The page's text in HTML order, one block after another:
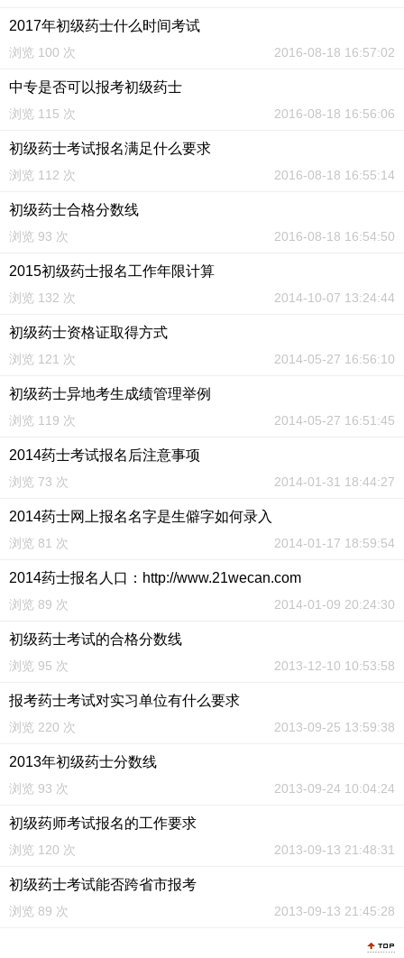
2017年初级药士什么时间考试
浏览 100 次 2016-08-18 16:57:02
中专是否可以报考初级药士
浏览 115 次 2016-08-18 16:56:06
初级药士考试报名满足什么要求
浏览 112 次 2016-08-18 16:55:14
初级药士合格分数线
浏览 93 次 2016-08-18 16:54:50
2015初级药士报名工作年限计算
浏览 132 次 2014-10-07 13:24:44
初级药士资格证取得方式
浏览 121 次 2014-05-27 16:56:10
初级药士异地考生成绩管理举例
浏览 119 次 2014-05-27 16:51:45
2014药士考试报名后注意事项
浏览 73 次 2014-01-31 18:44:27
2014药士网上报名名字是生僻字如何录入
浏览 81 次 2014-01-17 18:59:54
2014药士报名人口：http://www.21wecan.com
浏览 89 次 2014-01-09 20:24:30
初级药士考试的合格分数线
浏览 95 次 2013-12-10 10:53:58
报考药士考试对实习单位有什么要求
浏览 220 次 2013-09-25 13:59:38
2013年初级药士分数线
浏览 93 次 2013-09-24 10:04:24
初级药师考试报名的工作要求
浏览 120 次 2013-09-13 21:48:31
初级药士考试能否跨省市报考
浏览 89 次 2013-09-13 21:45:28